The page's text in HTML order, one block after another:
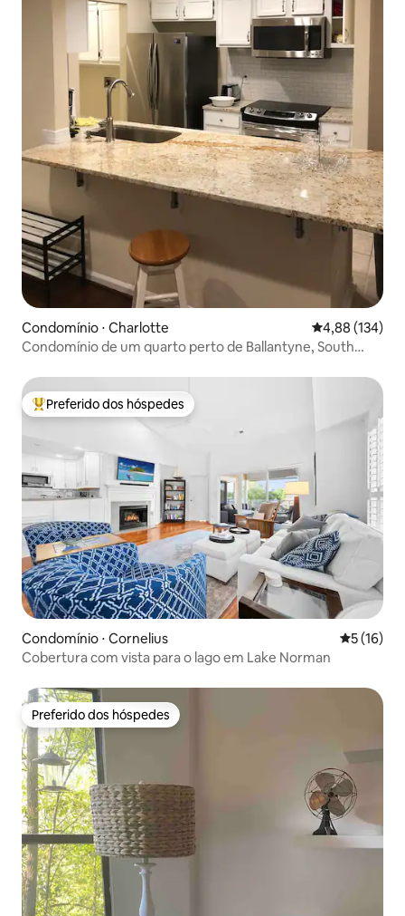
Condomínio ⋅ Charlotte 4,88 de uma
4,88 (134)
Condomínio de um quarto perto de Ballantyne, South
Entre os melhores preferidos dos hóspedes
Preferido dos hóspedes
Condomínio ⋅ Cornelius 5 de uma
5 (16)
Cobertura com vista para o lago em Lake Norman
Preferido dos hóspedes
Preferido dos hóspedes